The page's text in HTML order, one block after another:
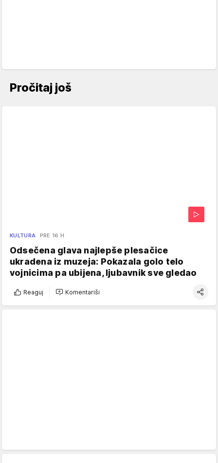
Pročitaj još
KULTURA PRE 16 H
Odsečena glava najlepše plesačice
ukradena iz muzeja: Pokazala golo telo
vojnicima pa ubijena, ljubavnik sve gledao
Reaguj Komentariši